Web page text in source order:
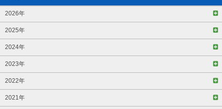
2026年
2025年
2024年
2023年
2022年
2021年